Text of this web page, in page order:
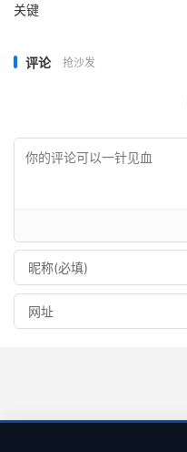
关键
评论 抢沙发